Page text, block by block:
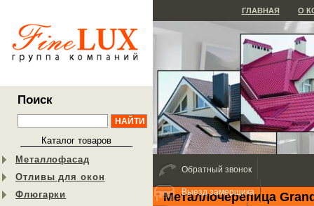
Поиск
Каталог товаров
Металлофасад
Отливы для окон
Флюгарки
ГЛАВНАЯ О
Металлочерепица
Обратный звонок
Выезд замерщика